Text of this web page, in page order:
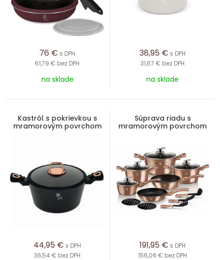
76 € s DPH
61,79 € bez DPH
na sklade
38,95 € s DPH
31,67 € bez DPH
na sklade
Kastról s pokrievkou s
mramorovým povrchom
44,95 € s DPH
36,54 € bez DPH
Súprava riadu s
mramorovým povrchom
191,95 € s DPH
156,06 € bez DPH